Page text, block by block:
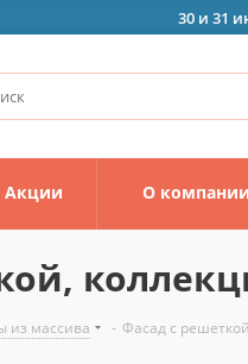
30 и 31
Акции О компании
из массива - Фасад с